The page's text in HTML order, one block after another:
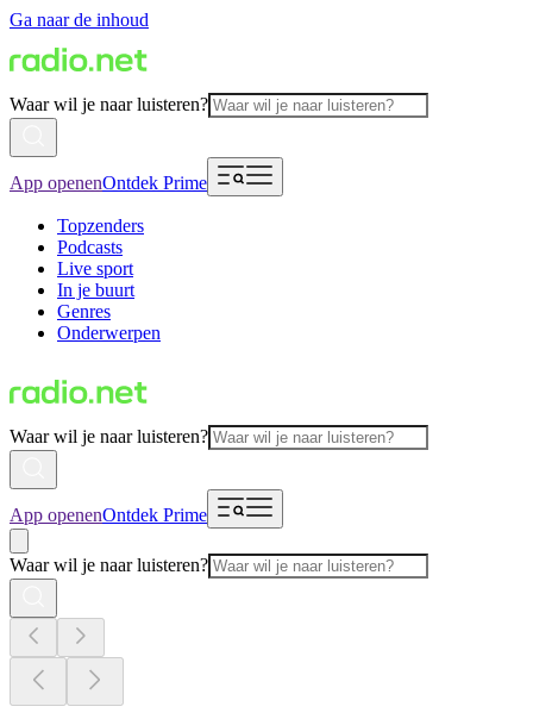
Ga naar de inhoud
Waar wil je naar luisteren?
App openenOntdek Prime
Topzenders
Podcasts
Live sport
In je buurt
Genres
Onderwerpen
Waar wil je naar luisteren?
App openenOntdek Prime
Waar wil je naar luisteren?